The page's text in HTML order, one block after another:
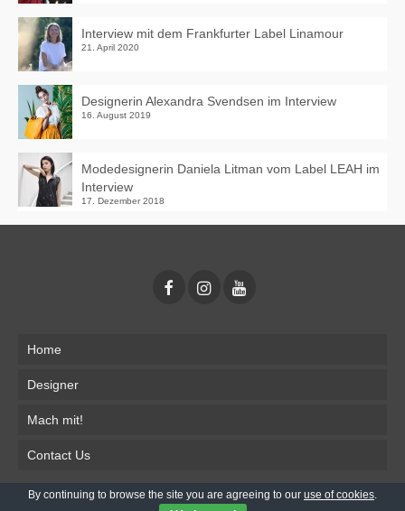
Interview mit dem Frankfurter Label Linamour
21. April 2020
Designerin Alexandra Svendsen im Interview
16. August 2019
Modedesignerin Daniela Litman vom Label LEAH im
Interview
17. Dezember 2018
Home
Designer
Mach mit!
Contact Us
By continuing to browse the site you are agreeing to our use of cookies.